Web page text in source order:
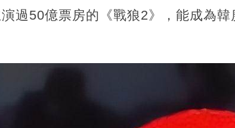
過50億票房的《戰狼2》，能成為